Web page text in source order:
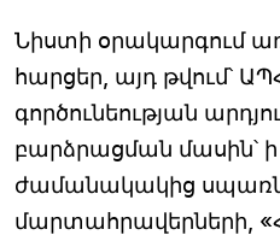
Նիստի օրակարգում
հարցեր, այդ թվում՝
գործունեության
բարձրացման մասին՝ ի
ժամանակակից
մարտահրավերների,